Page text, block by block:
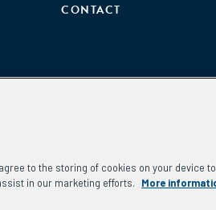
CONTACT
to the storing of cookies on your device
in our marketing efforts.
More